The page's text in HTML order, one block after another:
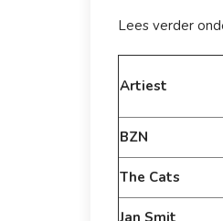
Lees verder
Artiest
BZN
The Cats
Jan Smit